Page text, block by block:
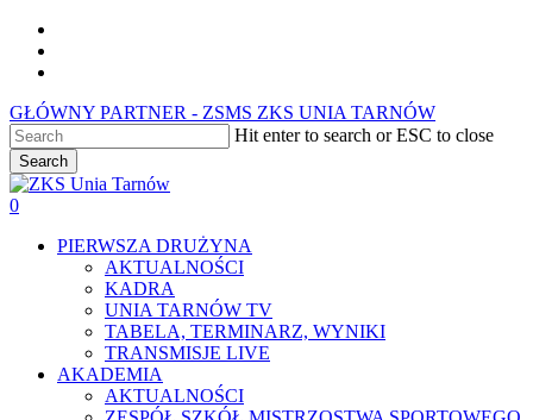
Skip
main
GŁÓWNY PARTNER - ZSMS ZKS UNIA TARNÓW
Hit enter to search or ESC to close
Search
Close
Search
0
PIERWSZA DRUŻYNA
AKTUALNOŚCI
KADRA
UNIA TARNÓW TV
TABELA, TERMINARZ, WYNIKI
TRANSMISJE LIVE
AKADEMIA
AKTUALNOŚCI